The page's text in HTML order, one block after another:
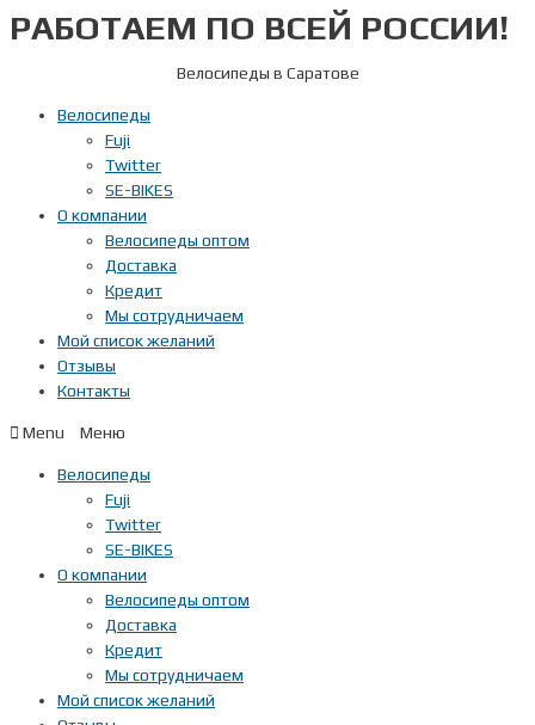
Перейти
кРАБОТАЕМ ПО ВСЕЙ РОССИИ!
Велосипеды в Саратове
Велосипеды
Fuji
Twitter
SE-BIKES
О компании
Велосипеды оптом
Доставка
Кредит
Мы сотрудничаем
Мой список желаний
Отзывы
Контакты
Menu
Велосипеды
Fuji
Twitter
SE-BIKES
О компании
Велосипеды оптом
Доставка
Кредит
Мы сотрудничаем
Мой список желаний